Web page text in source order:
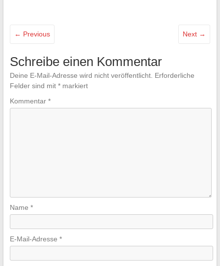
← Previous Next →
Schreibe einen Kommentar
Deine E-Mail-Adresse wird nicht veröffentlicht. Erforderliche
Felder sind mit *markiert
Kommentar *
Name *
E-Mail-Adresse *